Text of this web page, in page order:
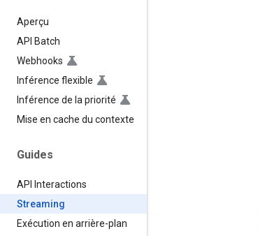
Aperçu
API Batch
Webhooks
Inférence flexible
Inférence de la priorité
Mise en cache du contexte
Guides
API Interactions
Streaming
Exécution en arrière-plan